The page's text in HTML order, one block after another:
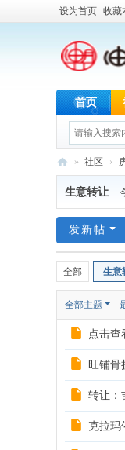
设为首页 收藏
首页
油
城
盟
» 社区 ›
生意转让
发新帖
全部 生意
全部主题
点击查
旺铺骨
转让：
克拉玛